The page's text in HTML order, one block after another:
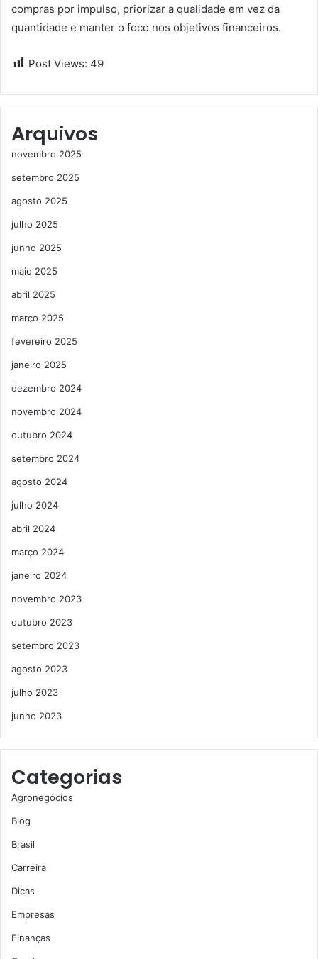
compras por impulso, priorizar a qualidade em vez da
quantidade e manter o foco nos objetivos financeiros.
Post Views: 49
Arquivos
novembro 2025
setembro 2025
agosto 2025
julho 2025
junho 2025
maio 2025
abril 2025
março 2025
fevereiro 2025
janeiro 2025
dezembro 2024
novembro 2024
outubro 2024
setembro 2024
agosto 2024
julho 2024
abril 2024
março 2024
janeiro 2024
novembro 2023
outubro 2023
setembro 2023
agosto 2023
julho 2023
junho 2023
Categorias
Agronegócios
Blog
Brasil
Carreira
Dicas
Empresas
Finanças